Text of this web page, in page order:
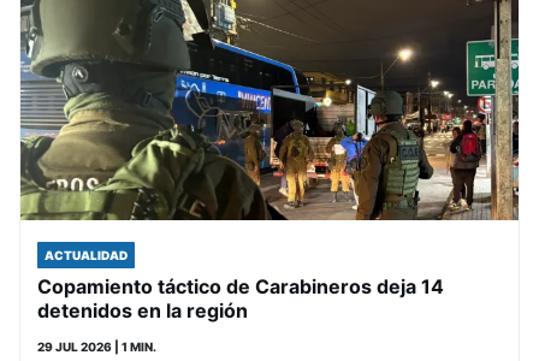
ACTUALIDAD
Copamiento táctico de Carabineros deja 14
detenidos en la región
29 JUL 2026 | 1 MIN.